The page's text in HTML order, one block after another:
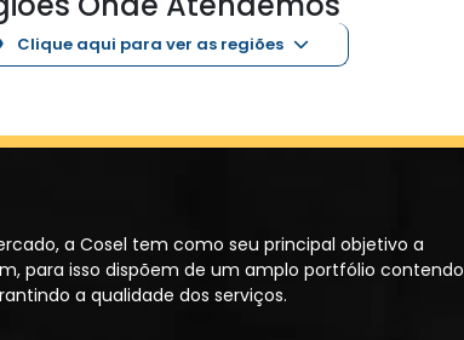
Clique aqui para ver as regiões
a Cosel tem como seu principal objetivo a
para isso dispõem de um amplo portfólio contendo
a qualidade dos serviços.